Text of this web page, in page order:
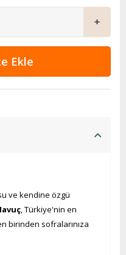
ve kendine özgü
, Türkiye'nin en
birinden sofralarınıza